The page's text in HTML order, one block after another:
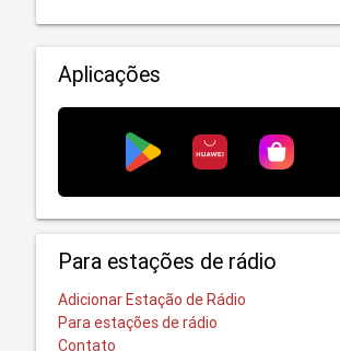
Aplicações
Para estações de rádio
Adicionar Estação de Rádio
Para estações de rádio
Contato